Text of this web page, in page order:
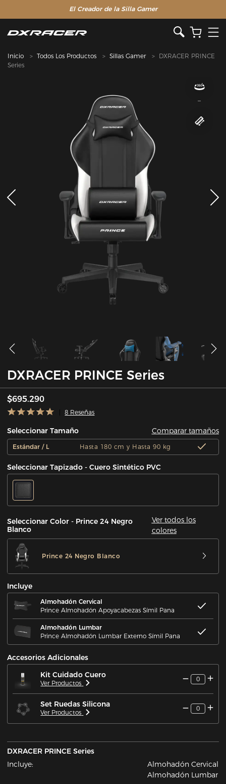
El Creador de la Silla Gamer
Inicio Todos Los Productos Sillas Gamer
DXRACER PRINCE
Series
DXRACER PRINCE Series
$695.290
8 Reseñas
Seleccionar Tamaño Comparar tamaños
Estándar / L Hasta 180 cm y Hasta 90 kg
Seleccionar Tapizado - Cuero Sintético PVC
Seleccionar Color - Prince 24 Negro
Blanco
Ver todos los
colores
Prince 24 Negro Blanco
Incluye
Almohadón Cervical
Prince Almohadón Apoyacabezas Símil Pana
Almohadón Lumbar
Prince Almohadón Lumbar Externo Símil Pana
Accesorios Adicionales
Kit Cuidado Cuero
Ver Productos
0
Set Ruedas Silicona
Ver Productos
0
DXRACER PRINCE Series
Incluye:
Almohadón Cervical
Almohadón Lumbar